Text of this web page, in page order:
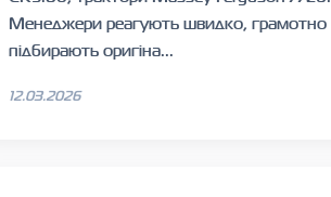
Менеджери реагують швидко, грамотно
підбирають оригіна...
12.03.2026